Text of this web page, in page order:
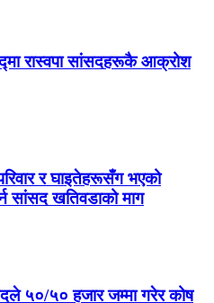
रास्वपा सांसदहरूकै आक्रोश
र घाइतेहरूसँग भएको
सांसद खतिवडाको माग
५०/५० हजार जम्मा गरेर कोष